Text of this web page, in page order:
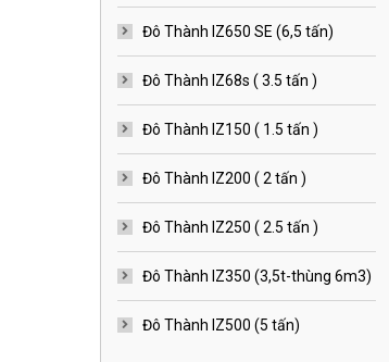
Đô Thành IZ650 SE (6,5 tấn)
Đô Thành IZ68s ( 3.5 tấn )
Đô Thành IZ150 ( 1.5 tấn )
Đô Thành IZ200 ( 2 tấn )
Đô Thành IZ250 ( 2.5 tấn )
Đô Thành IZ350 (3,5t-thùng 6m3)
Đô Thành IZ500 (5 tấn)